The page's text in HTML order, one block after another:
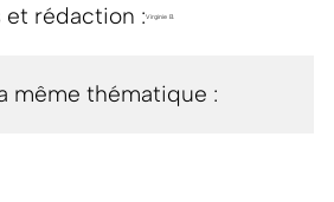
rédaction :Virginie B.
même thématique :